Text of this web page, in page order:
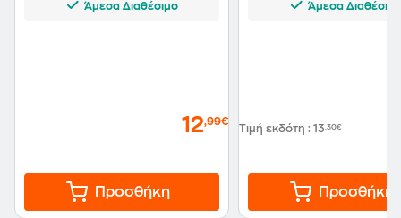
Άμεσα Διαθέσιμο
12,99€
Προσθήκη
Άμεσα Διαθέσιμο
Τιμή εκδότη : 13,30€
Προσθήκη